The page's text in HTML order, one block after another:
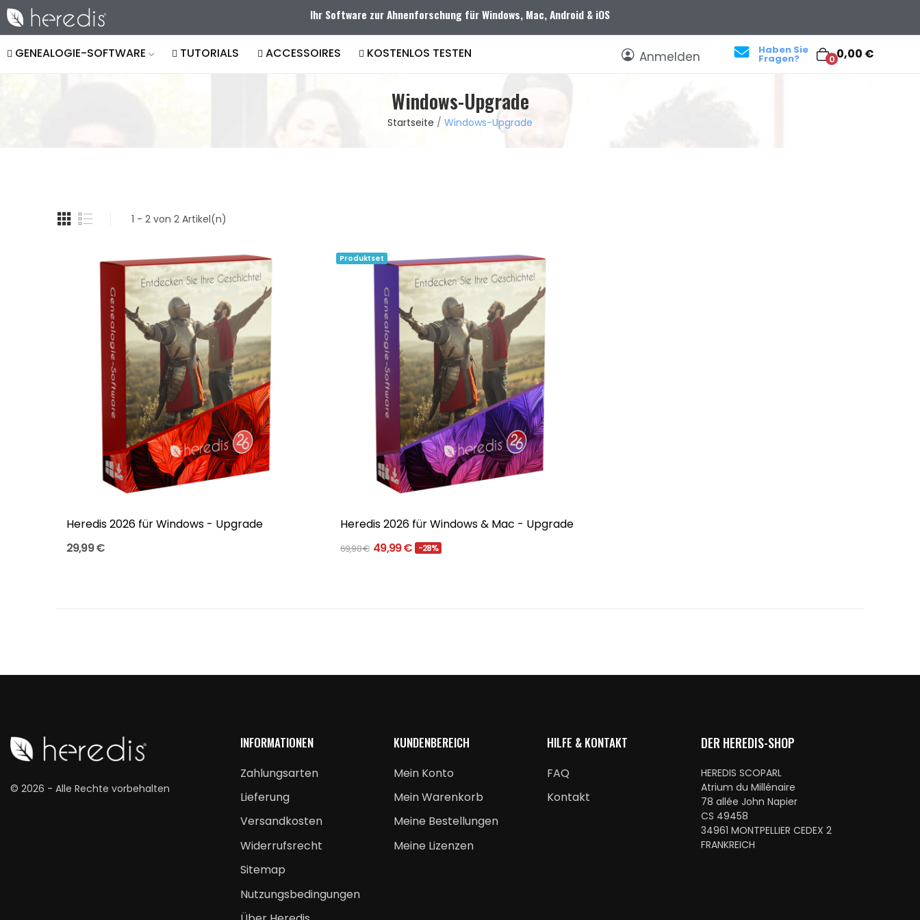
Ihr Software zur Ahnenforschung für Windows, Mac, Android & iOS
GENEALOGIE-SOFTWARE TUTORIALS ACCESSOIRES KOSTENLOS TESTEN Anmelden Haben Sie
Fragen? 0,00 €
0
Windows-Upgrade
Startseite Windows-Upgrade
1 - 2 von 2 Artikel(n)
Heredis 2026 für Windows - Upgrade
29,99 €
Produktset
Heredis 2026 für Windows & Mac - Upgrade
69,98 € 49,99 € -28%
© 2026 - Alle Rechte vorbehalten
INFORMATIONEN
Zahlungsarten
Lieferung
Versandkosten
Widerrufsrecht
Sitemap
Nutzungsbedingungen
KUNDENBEREICH
Mein Konto
Mein Warenkorb
Meine Bestellungen
Meine Lizenzen
HILFE & KONTAKT
FAQ
Kontakt
DER HEREDIS-SHOP
HEREDIS SCOPARL
Atrium du Millénaire
78 allée John Napier
CS 49458
34961 MONTPELLIER CEDEX 2
FRANKREICH